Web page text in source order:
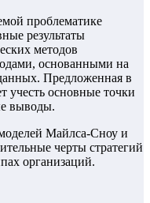
проблематике
результаты
методов
основанными на
Предложенная в
учесть основные точки
выводы.
Майлса-Сноу и
черты стратегий
организаций.